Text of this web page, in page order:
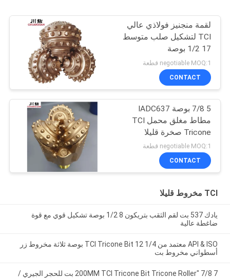
لقمة منجنيز فولاذي عالي
TCI لتشكيل صلب متوسط ​​
17 1/2 بوصة
negotiable MOQ:1 قطعة
CONTACT
5 7/8 بوصة IADC637
مطاط مغلق محمل TCI
Tricone صخرة قليلا
للتشكيل الصلب حفر البئر
negotiable MOQ:1 قطعة
CONTACT
TCI مخروط قليلا
يادك 537 بت لقم الثقب بتريكون 8 1/2 بوصة تشكيل قوي مع قوة
ضاغطة عالية
API & ISO معتمد من TCI Tricone Bit 12 1/4 بوصة ثلاثة مخروط زر
أسطواني مخروط بت
7 7/8 "200MM TCI Tricone Bit Tricone Roller بت للحجر الجيري /